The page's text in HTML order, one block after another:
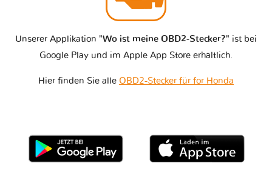
Unserer Applikation "Wo ist meine OBD2-Stecker?" ist bei
Google Play und im Apple App Store erhältlich.
Hier finden Sie alle OBD2-Stecker für for Honda